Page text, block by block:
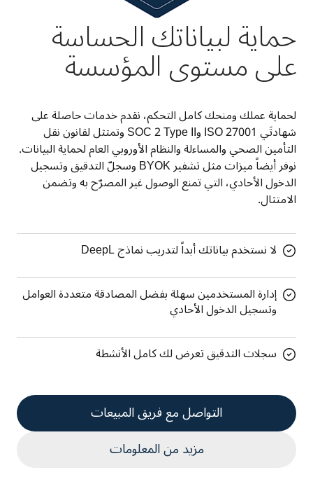
حماية لبياناتك الحساسة
على مستوى المؤسسة
الامتثال.
لا نستخدم بياناتك أبداً لتدريب نماذج DeepL
إدارة المستخدمين سهلة بفضل المصادقة متعددة العوامل
وتسجيل الدخول الأحادي
سجلات التدقيق تعرض لك كامل الأنشطة
التواصل مع فريق المبيعات
مزيد من المعلومات